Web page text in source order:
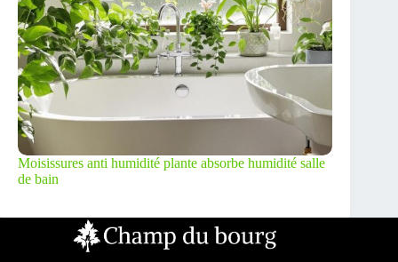
Moisissures anti humidité plante absorbe humidité salle
de bain